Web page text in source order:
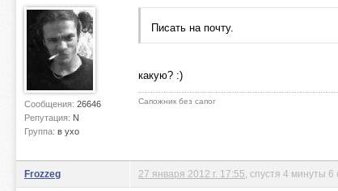
Сообщения: 26646
Репутация: N
Группа: в ухо
Писать на почту.
какую? :)
Сапожник без сапог
Frozzeg 27 января 2012 г. 17:55 , спустя 4 минуты 6